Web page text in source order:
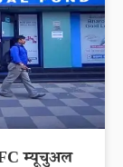
म्यूचुअल